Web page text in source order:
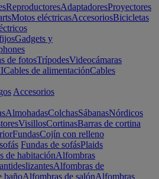
ReproductoresAdaptadoresProyectores
Motos eléctricasAccesoriosBicicletas
Gadgets y
de fotosTrípodesVideocámaras
Cables de alimentaciónCables
Accesorios
AlmohadasColchasSábanasNórdicos
VisillosCortinasBarras de cortina
FundasCojín con relleno
Fundas de sofásPlaids
de habitaciónAlfombras
Alfombras de
bañoAlfombras de salónAlfombras